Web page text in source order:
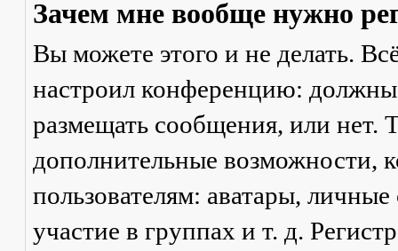
Зачем мне вообще нужно
Вы можете этого и не делать.
настроил конференцию: должны
размещать сообщения, или нет.
дополнительные возможности,
пользователям: аватары,
участие в группах и т. д.